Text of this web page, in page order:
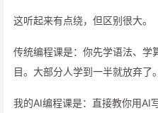
这听起来有点绕，但区别很大。
传统编程课是：你先学语法、学
目。大部分人学到一半就放弃了。
我的AI编程课是：直接教你用AI